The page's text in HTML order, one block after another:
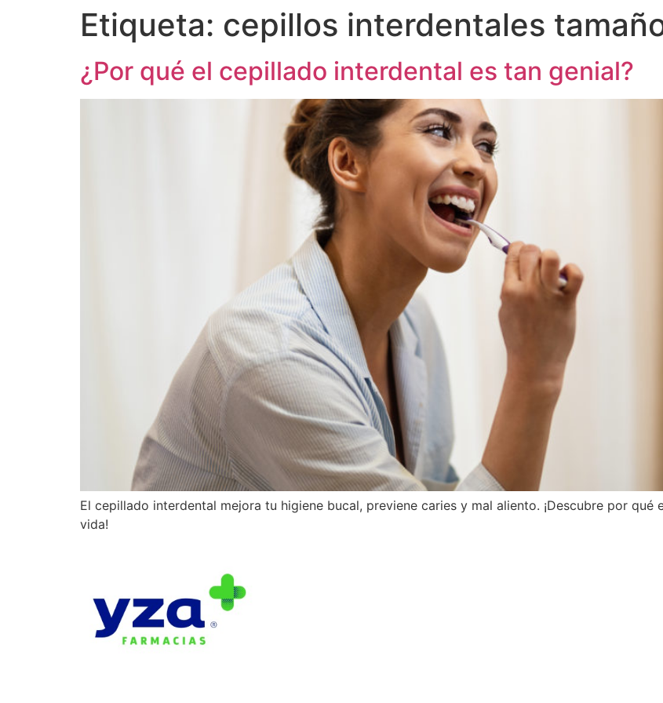
Etiqueta: cepillos interdentales
¿Por qué el cepillado interdental es tan genial?
El cepillado interdental mejora tu higiene bucal, previene caries y mal aliento. ¡Descubre por
vida!